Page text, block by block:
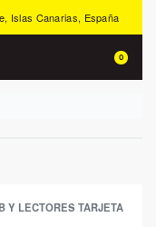
Islas Canarias, España
0
Y LECTORES TARJETA